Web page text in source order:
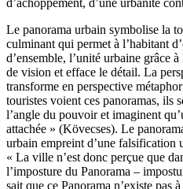
d’achoppement, d’une urbanité
Le panorama urbain symbolise la
culminant qui permet à l’habitant
d’ensemble, l’unité urbaine grâce
de vision et efface le détail. La
transforme en perspective
touristes voient ces panoramas, ils
l’angle du pouvoir et imaginent
attachée » (Kövecses). Le
urbain empreint d’une falsification
« La ville n’est donc perçue que
l’imposture du Panorama –
sait que ce Panorama n’existe pas